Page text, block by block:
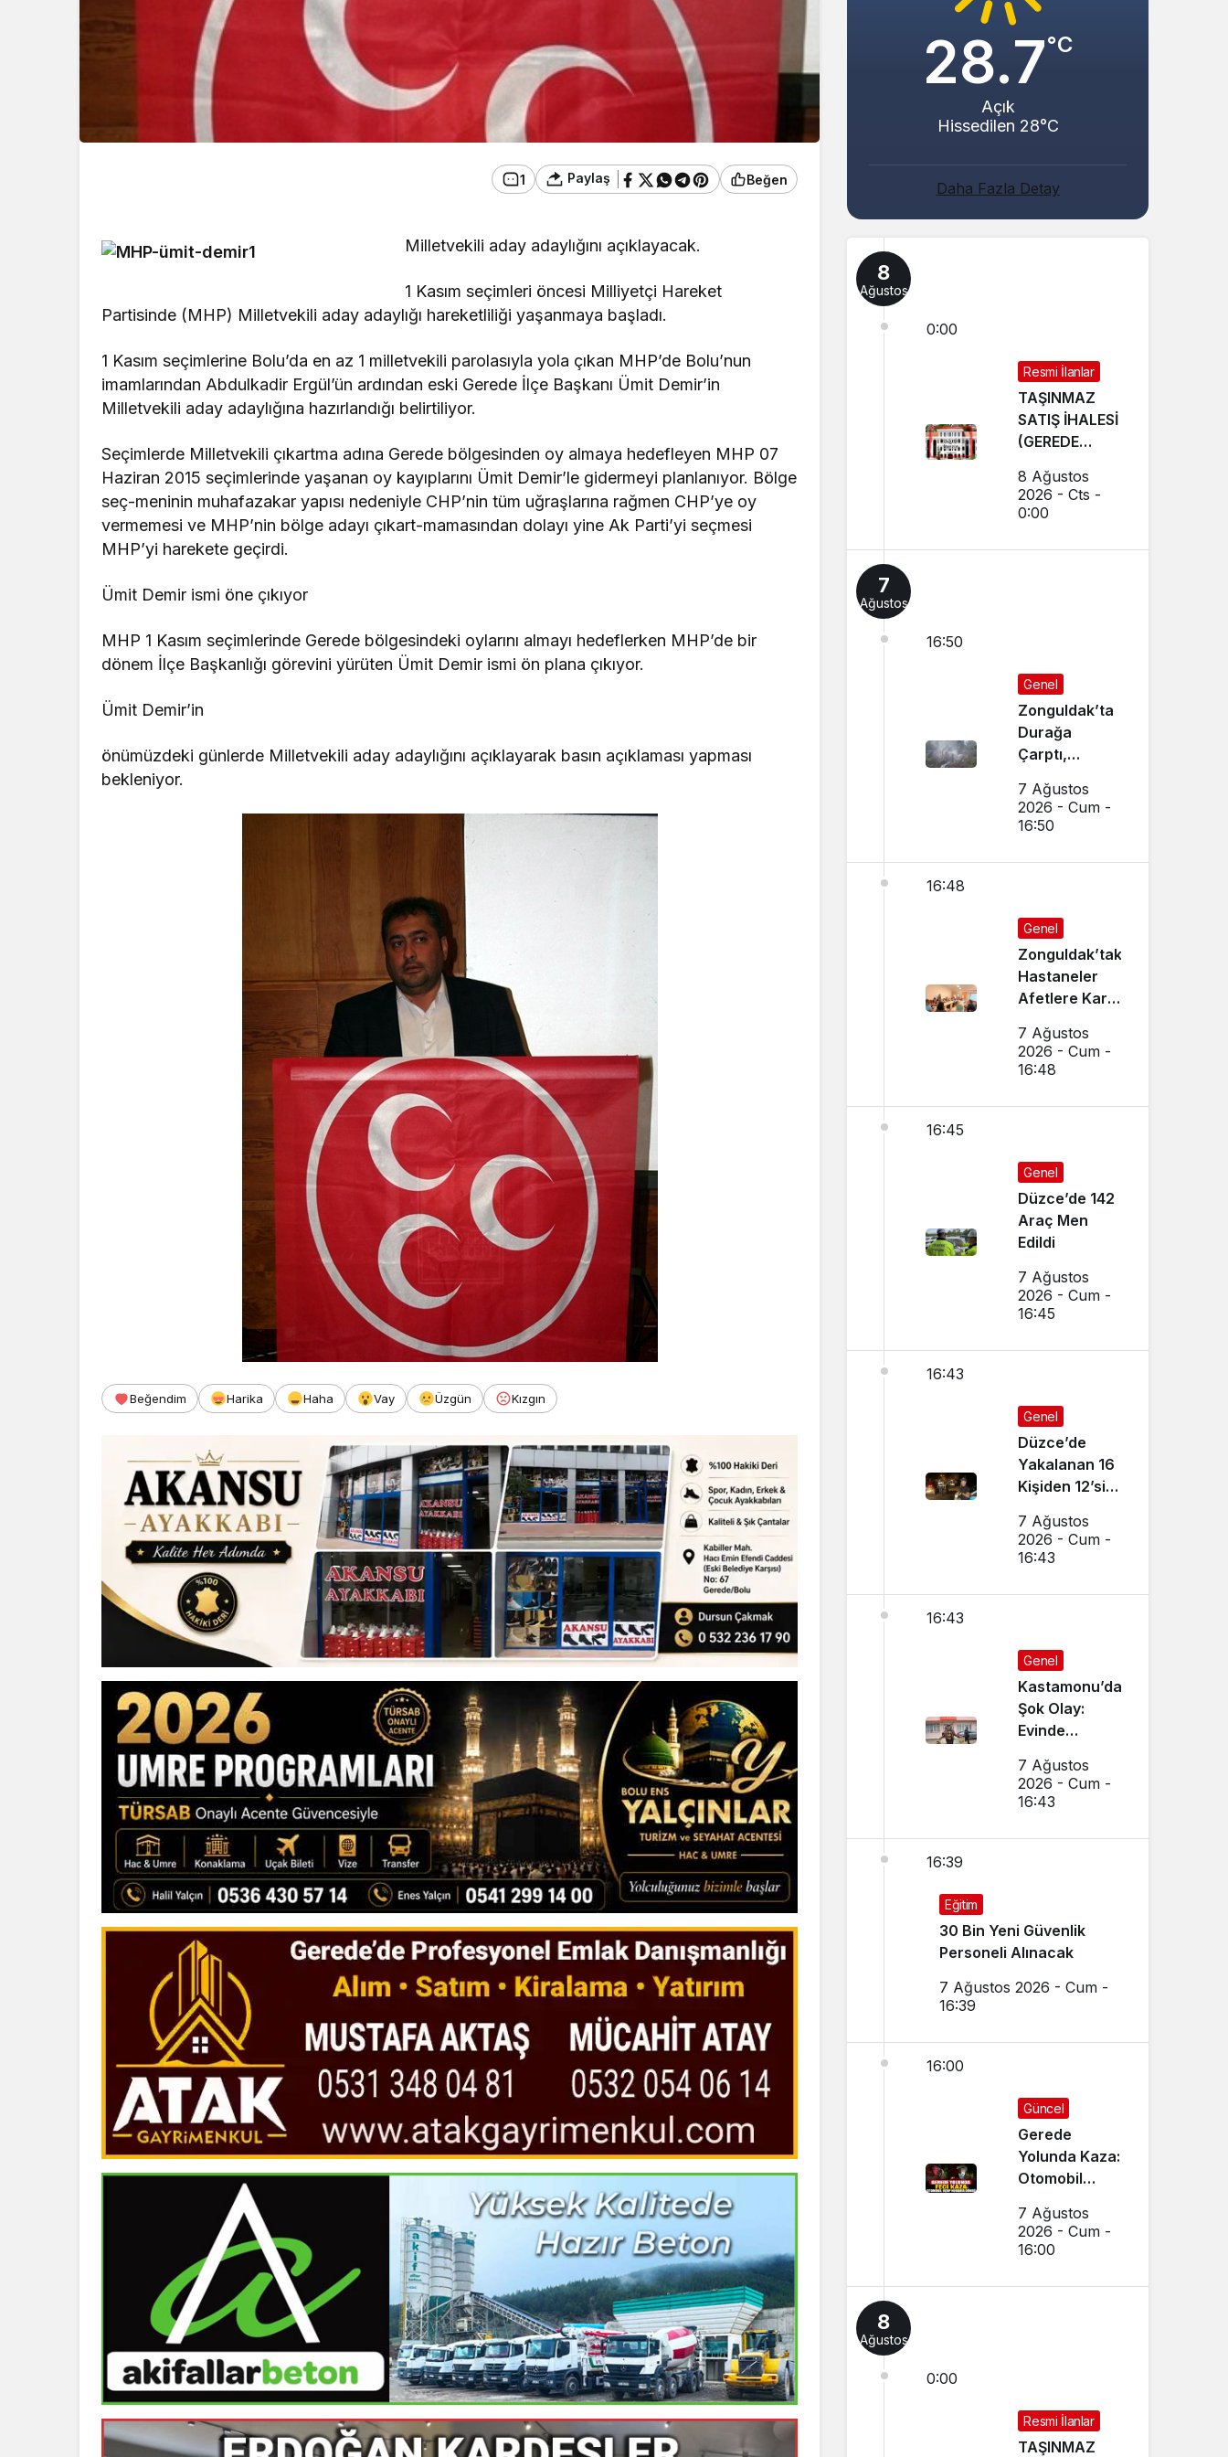
1 Paylaş Beğen
Milletvekili aday adaylığını açıklayacak.
1 Kasım seçimleri öncesi Milliyetçi Hareket
Partisinde (MHP) Milletvekili aday adaylığı hareketliliği yaşanmaya başladı.
1 Kasım seçimlerine Bolu’da en az 1 milletvekili parolasıyla yola çıkan MHP’de Bolu’nun
imamlarından Abdulkadir Ergül’ün ardından eski Gerede İlçe Başkanı Ümit Demir’in
Milletvekili aday adaylığına hazırlandığı belirtiliyor.
Seçimlerde Milletvekili çıkartma adına Gerede bölgesinden oy almaya hedefleyen MHP 07
Haziran 2015 seçimlerinde yaşanan oy kayıplarını Ümit Demir’le gidermeyi planlanıyor. Bölge
seç-meninin muhafazakar yapısı nedeniyle CHP’nin tüm uğraşlarına rağmen CHP’ye oy
vermemesi ve MHP’nin bölge adayı çıkart-mamasından dolayı yine Ak Parti’yi seçmesi
MHP’yi harekete geçirdi.
Ümit Demir ismi öne çıkıyor
MHP 1 Kasım seçimlerinde Gerede bölgesindeki oylarını almayı hedeflerken MHP’de bir
dönem İlçe Başkanlığı görevini yürüten Ümit Demir ismi ön plana çıkıyor.
Ümit Demir’in
önümüzdeki günlerde Milletvekili aday adaylığını açıklayarak basın açıklaması yapması
bekleniyor.
Beğendim Harika Haha Vay Üzgün Kızgın
28.7°C
Açık
Hissedilen 28°C
Daha Fazla Detay
8
Ağustos
0:00
Resmi İlanlar
TAŞINMAZ
SATIŞ İHALESİ
(GEREDE
8 Ağustos
2026 - Cts -
0:00
7
Ağustos
16:50
Genel
Zonguldak’ta
Durağa
Çarptı,
Alev Aldı
7 Ağustos
2026 - Cum -
16:50
16:48
Genel
Zonguldak’taki
Hastaneler
Afetlere Karşı
7 Ağustos
2026 - Cum -
16:48
16:45
Genel
Düzce’de 142
Araç Men
Edildi
7 Ağustos
2026 - Cum -
16:45
16:43
Genel
Düzce’de
Yakalanan 16
Kişiden 12’si
7 Ağustos
2026 - Cum -
16:43
16:43
Genel
Kastamonu’da
Şok Olay:
Evinde
Halde
Bulundu
7 Ağustos
2026 - Cum -
16:43
16:39
Eğitim
30 Bin Yeni Güvenlik
Personeli Alınacak
7 Ağustos 2026 - Cum -
16:39
16:00
Güncel
Gerede
Yolunda Kaza:
Otomobil
Hurdaya
Döndü
7 Ağustos
2026 - Cum -
16:00
8
Ağustos
0:00
Resmi İlanlar
TAŞINMAZ